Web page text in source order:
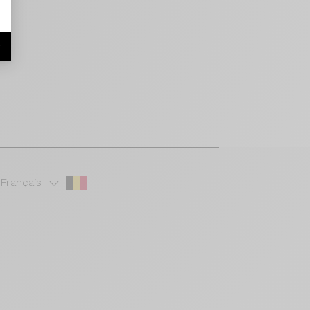
Français